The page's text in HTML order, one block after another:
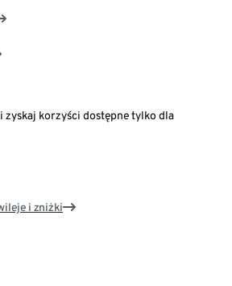
zyskaj korzyści dostępne tylko dla
i zniżki